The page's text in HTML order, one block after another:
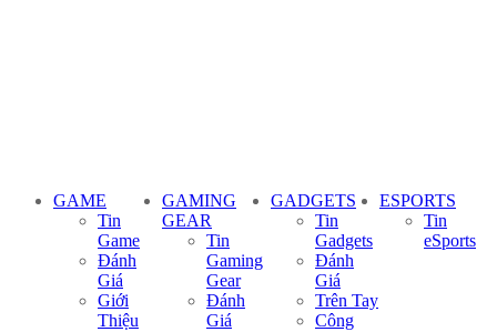
GAME
Tin
Game
Đánh
Giá
Giới
Thiệu
GAMING
GEAR
Tin
Gaming
Gear
Đánh
Giá
GADGETS
Tin
Gadgets
Đánh
Giá
Trên Tay
Công
ESPORTS
Tin
eSports